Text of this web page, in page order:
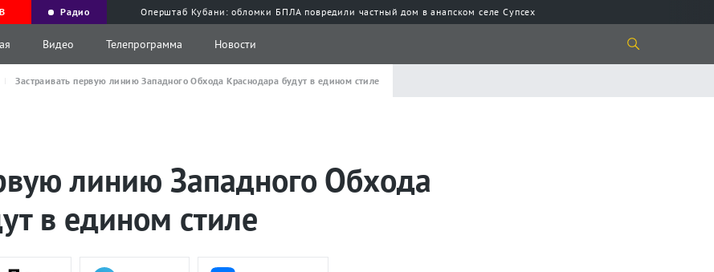
Радио Оперштаб Кубани: обломки БПЛА повредили частный дом в анапском селе Супсех
Видео Телепрограмма Новости
Застраивать первую линию Западного Обхода Краснодара будут в едином стиле
линию Западного Обхода
в едином стиле